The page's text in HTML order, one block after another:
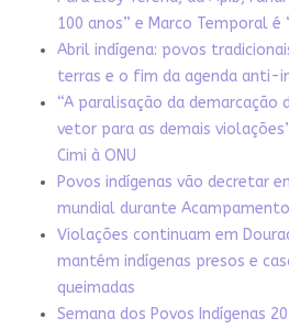
100 anos” e Marco Temporal é
Abril indígena: povos
terras e o fim da agenda anti-
“A paralisação da demarcação
vetor para as demais
Cimi à ONU
Povos indígenas vão decretar
mundial durante
Violações continuam em
mantém indígenas presos e
queimadas
Semana dos Povos Indígenas